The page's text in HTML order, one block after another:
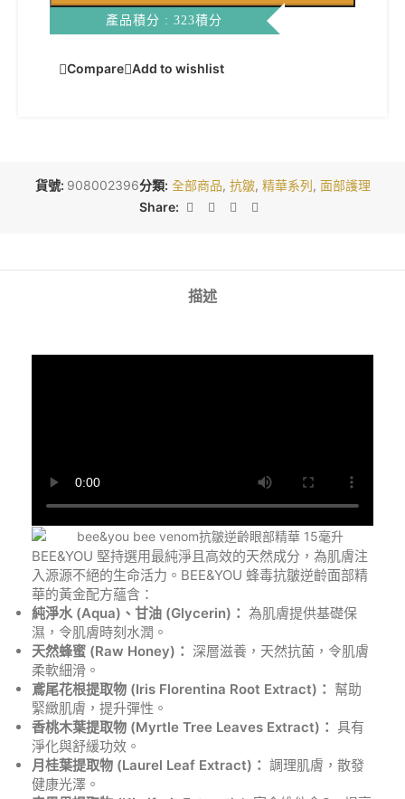
產品積分 : 323積分
Compare Add to wishlist
貨號: 908002396分類: 全部商品, 抗皺, 精華系列, 面部護理
Share:
描述
BEE&YOU 堅持選用最純淨且高效的天然成分，為肌膚注
入源源不絕的生命活力。BEE&YOU 蜂毒抗皺逆齡面部精
華的黃金配方蘊含：
純淨水 (Aqua) 、甘油 (Glycerin) ： 為肌膚提供基礎保
濕，令肌膚時刻水潤。
天然蜂蜜 (Raw Honey) ： 深層滋養，天然抗菌，令肌膚
柔軟細滑。
鳶尾花根提取物 (Iris Florentina Root Extract) ： 幫助
緊緻肌膚，提升彈性。
香桃木葉提取物 (Myrtle Tree Leaves Extract) ： 具有
淨化與舒緩功效。
月桂葉提取物 (Laurel Leaf Extract) ： 調理肌膚，散發
健康光澤。